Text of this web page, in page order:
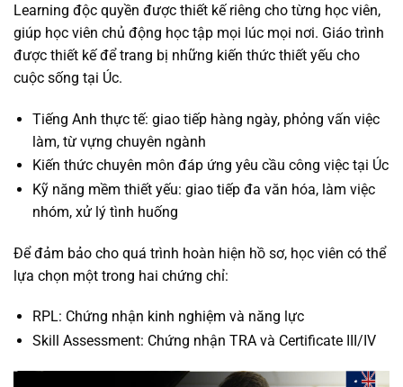
Learning độc quyền được thiết kế riêng cho từng học viên,
giúp học viên chủ động học tập mọi lúc mọi nơi. Giáo trình
được thiết kế để trang bị những kiến thức thiết yếu cho
cuộc sống tại Úc.
Tiếng Anh thực tế: giao tiếp hàng ngày, phỏng vấn việc
làm, từ vựng chuyên ngành
Kiến thức chuyên môn đáp ứng yêu cầu công việc tại Úc
Kỹ năng mềm thiết yếu: giao tiếp đa văn hóa, làm việc
nhóm, xử lý tình huống
Để đảm bảo cho quá trình hoàn hiện hồ sơ, học viên có thể
lựa chọn một trong hai chứng chỉ:
RPL: Chứng nhận kinh nghiệm và năng lực
Skill Assessment: Chứng nhận TRA và Certificate III/IV